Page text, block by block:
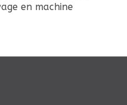
en machine